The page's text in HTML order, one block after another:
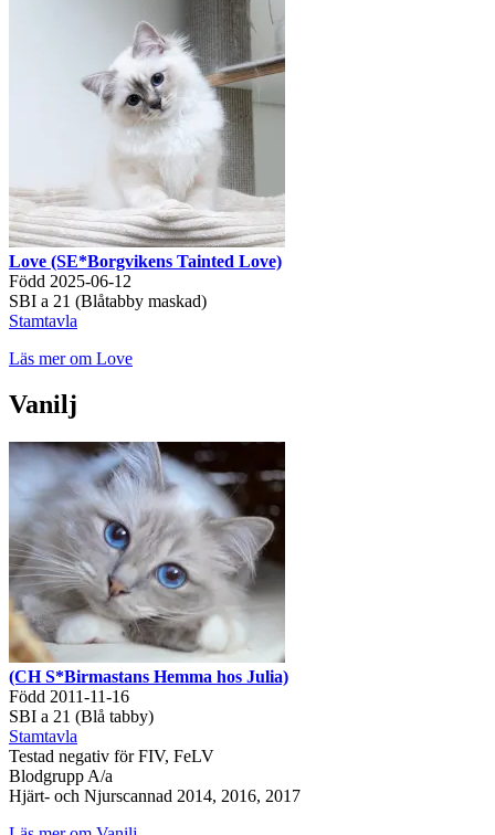
Love (SE*Borgvikens Tainted Love)
Född 2025-06-12
SBI a 21 (Blåtabby maskad)
Stamtavla
Läs mer om Love
Vanilj
(CH S*Birmastans Hemma hos Julia)
Född 2011-11-16
SBI a 21 (Blå tabby)
Stamtavla
Testad negativ för FIV, FeLV
Blodgrupp A/a
Hjärt- och Njurscannad 2014, 2016, 2017